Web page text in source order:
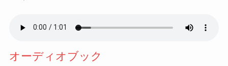
オーディオブック